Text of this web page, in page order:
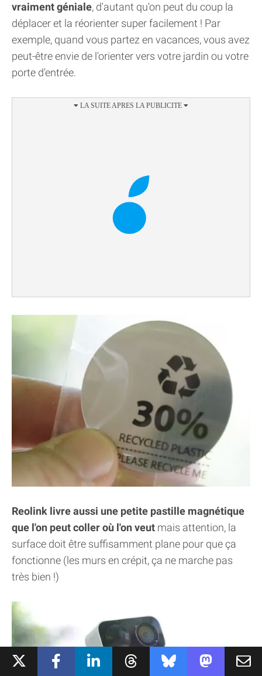
vraiment géniale, d'autant qu'on peut du coup la
déplacer et la réorienter super facilement ! Par
exemple, quand vous partez en vacances, vous avez
peut-être envie de l'orienter vers votre jardin ou votre
porte d'entrée.
Reolink livre aussi une petite pastille magnétique
que l'on peut coller où l'on veut mais attention, la
surface doit être suffisamment plane pour que ça
fonctionne (les murs en crépit, ça ne marche pas
très bien !)